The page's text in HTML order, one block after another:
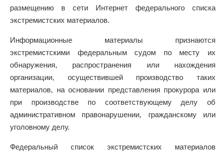
размещению в сети Интернет федерального списка
экстремистских материалов.
Информационные материалы признаются
экстремистскими федеральным судом по месту их
обнаружения, распространения или нахождения
организации, осуществившей производство таких
материалов, на основании представления прокурора или
при производстве по соответствующему делу об
административном правонарушении, гражданскому или
уголовному делу.
Федеральный список экстремистских материалов